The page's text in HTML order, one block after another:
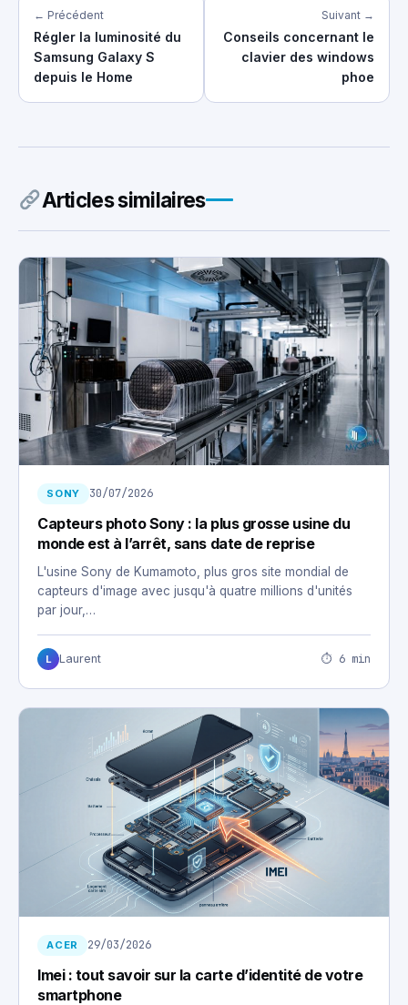
← Précédent
Régler la luminosité du
Samsung Galaxy S
depuis le Home
Suivant →
Conseils concernant le
clavier des windows
phoe
Articles similaires
SONY 30/07/2026
Capteurs photo Sony : la plus grosse usine du
monde est à l’arrêt, sans date de reprise
L'usine Sony de Kumamoto, plus gros site mondial de
capteurs d'image avec jusqu'à quatre millions d'unités
par jour,…
L Laurent ⏱ 6 min
ACER 29/03/2026
Imei : tout savoir sur la carte d’identité de votre
smartphone